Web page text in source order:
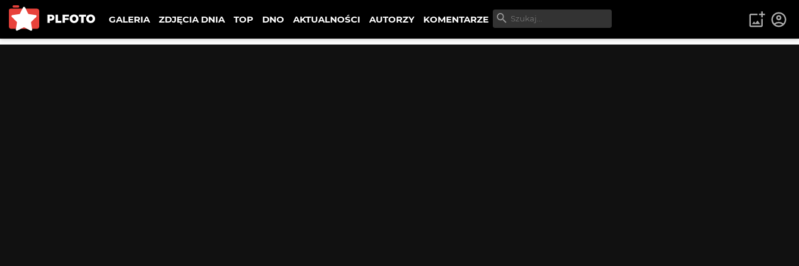
GALERIA ZDJĘCIA DNIA TOP DNO AKTUALNOŚCI AUTORZY KOMENTARZE